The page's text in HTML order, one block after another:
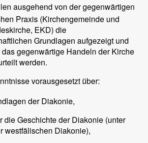
ausgehend von der gegenwärtigen
Praxis (Kirchengemeinde und
EKD) die
Grundlagen aufgezeigt und
gegenwärtige Handeln der Kirche
werden.
vorausgesetzt über:
der Diakonie,
die Geschichte der Diakonie (unter
westfälischen Diakonie),